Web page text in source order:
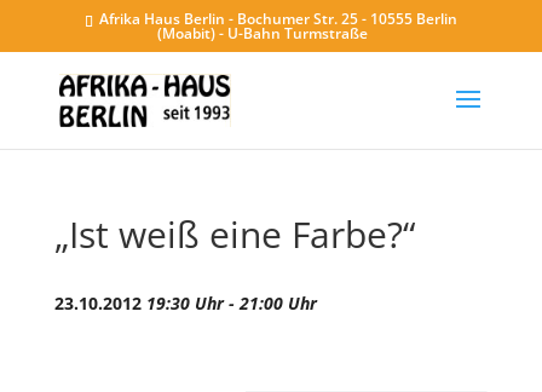
Afrika Haus Berlin - Bochumer Str. 25 - 10555 Berlin
(Moabit) - U-Bahn Turmstraße
„Ist weiß eine Farbe?“
23.10.2012 19:30 Uhr - 21:00 Uhr